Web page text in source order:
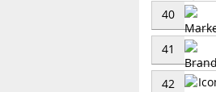
40
41
42